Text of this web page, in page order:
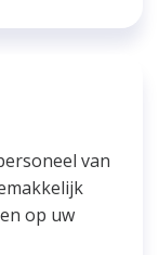
van
op uw